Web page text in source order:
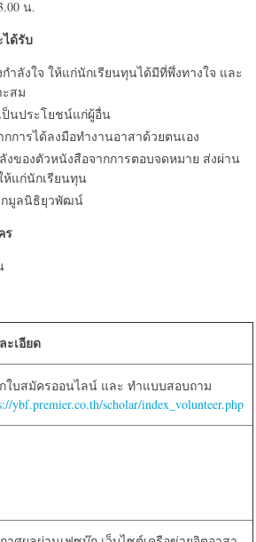
น.
ด้รับ
ำลังใจ ให้แก่นักเรียนทุนได้มีที่พึ่งทางใจ และ
สม
ป็นประโยชน์แก่ผู้อื่น
การได้ลงมือทำงานอาสาด้วยตนเอง
ของตัวหนังสือจากการตอบจดหมาย ส่งผ่าน
ห้แก่นักเรียนทุน
กมูลนิธิยุวพัฒน์
ร
ะเอียด
ใบสมัครออนไลน์ และ ทำแบบสอบถาม
ybf.premier.co.th/scholar/index_volunteer.php